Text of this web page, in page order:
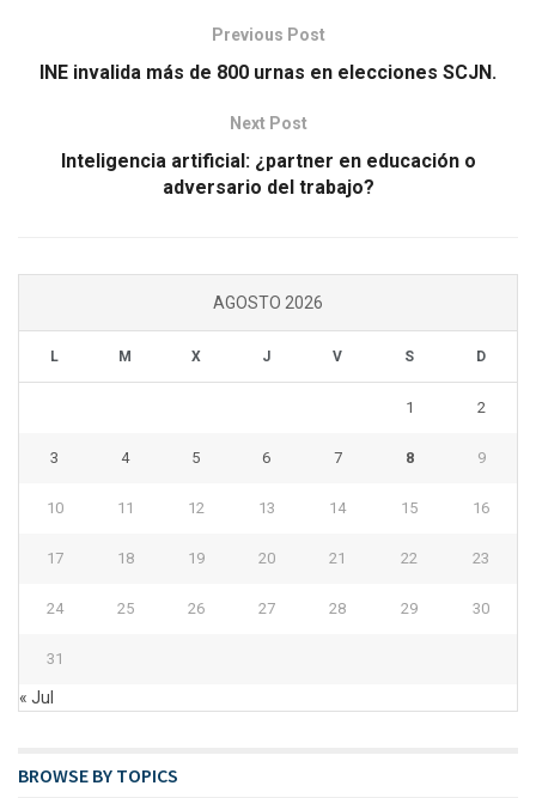
Previous Post
INE invalida más de 800 urnas en elecciones SCJN.
Next Post
Inteligencia artificial: ¿partner en educación o
adversario del trabajo?
AGOSTO 2026
L M X J V S D
1 2
3 4 5 6 7 8 9
10 11 12 13 14 15 16
17 18 19 20 21 22 23
24 25 26 27 28 29 30
31
« Jul
BROWSE BY TOPICS